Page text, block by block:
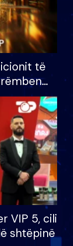
të
eurosh
VIP 5, cili
shtëpinë